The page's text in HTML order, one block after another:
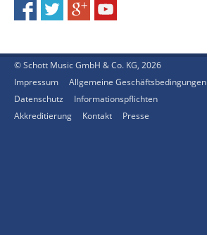
© Schott Music GmbH & Co. KG, 2026
Impressum
Allgemeine Geschäftsbedingungen
Datenschutz
Informationspflichten
Akkreditierung
Kontakt Presse